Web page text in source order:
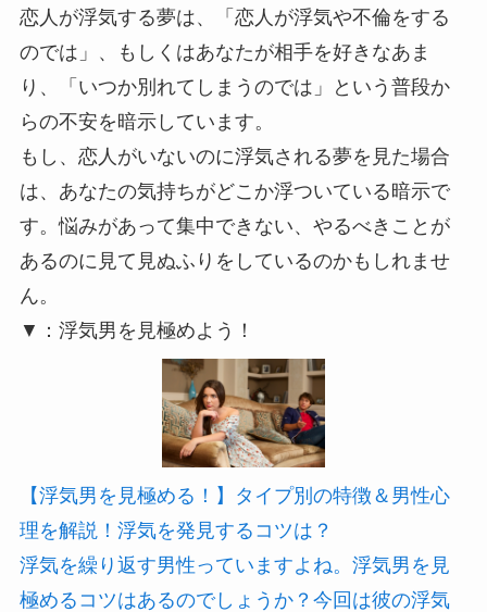
恋人が浮気する夢は、「恋人が浮気や不倫をする
のでは」、もしくはあなたが相手を好きなあま
り、「いつか別れてしまうのでは」という普段か
らの不安を暗示しています。
もし、恋人がいないのに浮気される夢を見た場合
は、あなたの気持ちがどこか浮ついている暗示で
す。悩みがあって集中できない、やるべきことが
あるのに見て見ぬふりをしているのかもしれませ
ん。
▼：浮気男を見極めよう！
【浮気男を見極める！】タイプ別の特徴＆男性心
理を解説！浮気を発見するコツは？
浮気を繰り返す男性っていますよね。浮気男を見
極めるコツはあるのでしょうか？今回は彼の浮気